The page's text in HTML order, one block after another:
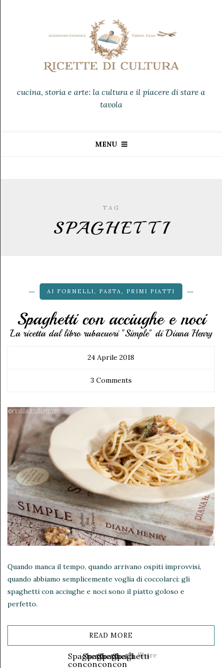
cucina, storia e arte: la cultura e il piacere di stare a
tavola
MENU
TAG
SPAGHETTI
AI FORNELLI , PASTA , PRIMI PIATTI
Spaghetti con acciughe e noci
La ricetta dal libro rubacuori "Simple" di Diana Henry
24 Aprile 2018
3 Comments
Quando manca il tempo, quando arrivano ospiti improvvisi,
quando abbiamo semplicemente voglia di coccolarci: gli
spaghetti con acciughe e noci sono il piatto goloso e
perfetto.
READ MORE
Share
Spaghetti
con
Spaghetti
con
Spaghetti
con
Spaghetti
con